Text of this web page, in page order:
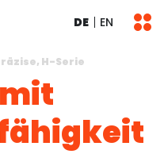
DE EN
H-Serie